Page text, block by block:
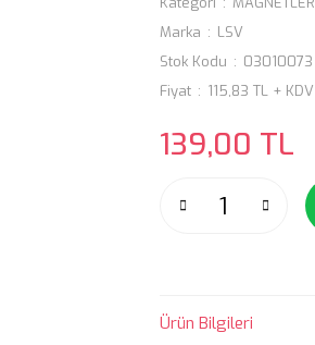
Marka
LSV
Stok Kodu
03010073
Fiyat
115,83 TL + KDV
139,00 TL
Ürün Bilgileri